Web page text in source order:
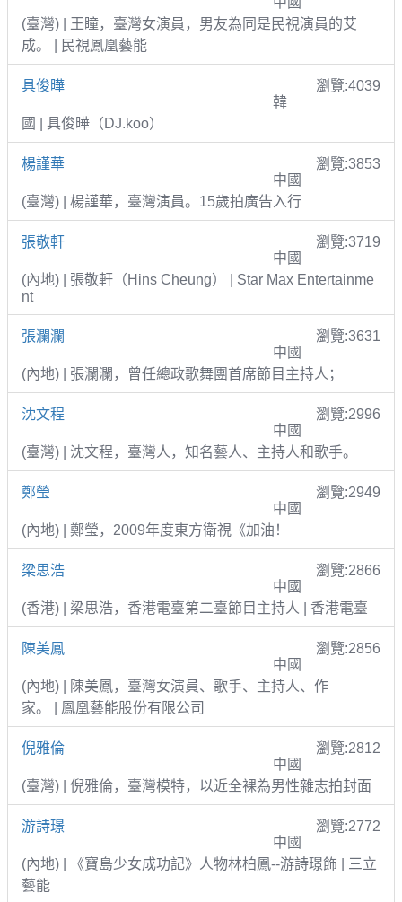
(臺灣) | 王瞳，臺灣女演員，男友為同是民視演員的艾
成。 | 民視鳳凰藝能
具俊曄
瀏覽:4039
韓
國 | 具俊曄（DJ.koo）
楊謹華
瀏覽:3853
中國
(臺灣) | 楊謹華，臺灣演員。15歲拍廣告入行
張敬軒
瀏覽:3719
中國
(內地) | 張敬軒（Hins Cheung） | Star Max Entertainme
nt
張瀾瀾
瀏覽:3631
中國
(內地) | 張瀾瀾，曾任總政歌舞團首席節目主持人；
沈文程
瀏覽:2996
中國
(臺灣) | 沈文程，臺灣人，知名藝人、主持人和歌手。
鄭瑩
瀏覽:2949
中國
(內地) | 鄭瑩，2009年度東方衛視《加油！
梁思浩
瀏覽:2866
中國
(香港) | 梁思浩，香港電臺第二臺節目主持人 | 香港電臺
陳美鳳
瀏覽:2856
中國
(內地) | 陳美鳳，臺灣女演員、歌手、主持人、作
家。 | 鳳凰藝能股份有限公司
倪雅倫
瀏覽:2812
中國
(臺灣) | 倪雅倫，臺灣模特，以近全裸為男性雜志拍封面
游詩璟
瀏覽:2772
中國
(內地) | 《寶島少女成功記》人物林柏鳳--游詩璟飾 | 三立
藝能